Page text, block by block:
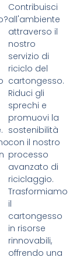
Contribuisci
all'ambiente
attraverso il
nostro
servizio di
riciclo del
cartongesso.
Riduci gli
sprechi e
promuovi la
sostenibilità
con il nostro
processo
avanzato di
riciclaggio.
Trasformiamo
il
cartongesso
in risorse
rinnovabili,
offrendo una